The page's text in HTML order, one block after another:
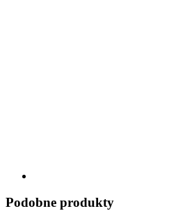
Podobne produkty